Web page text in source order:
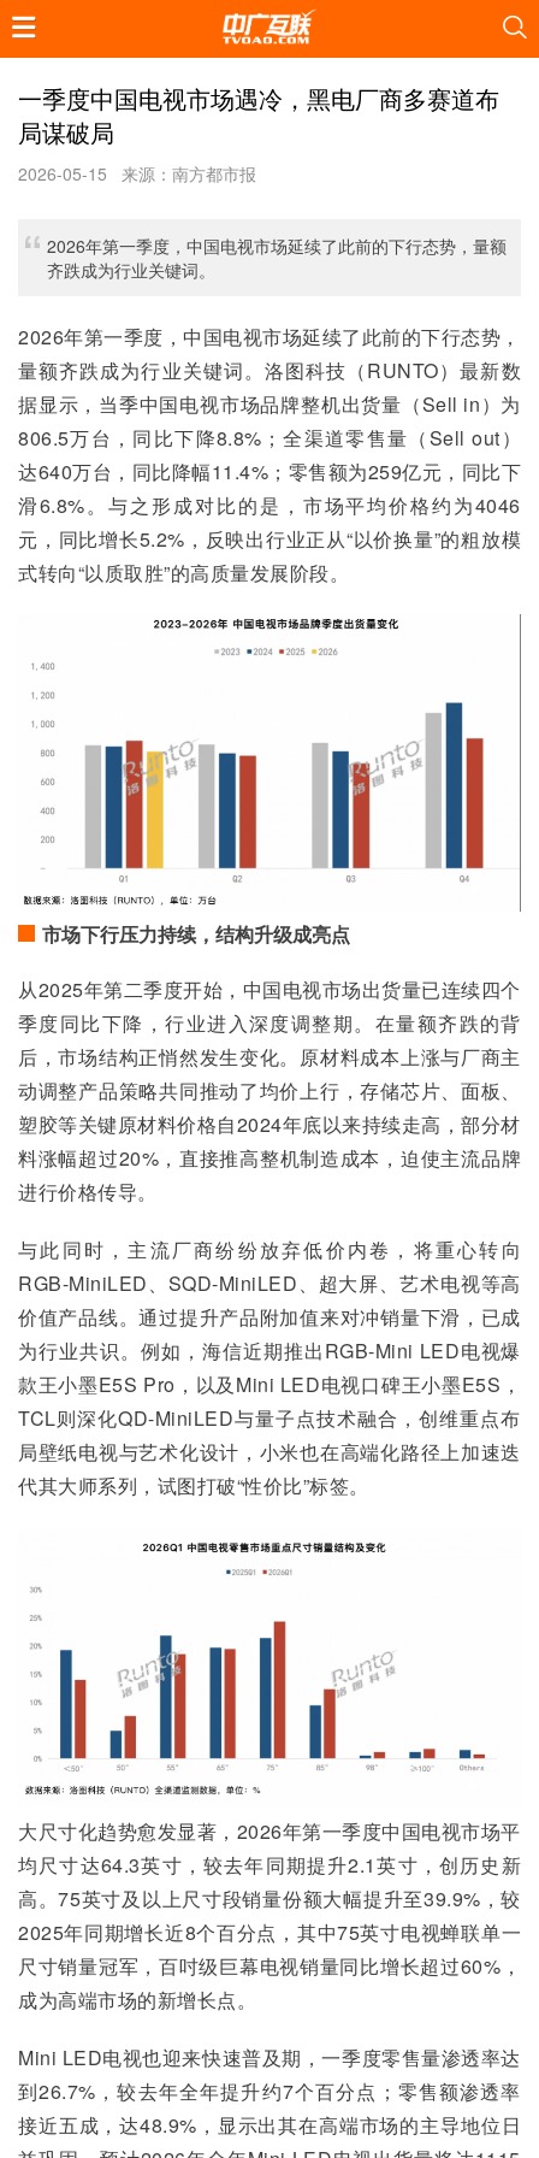
一季度中国电视市场遇冷，黑电厂商多赛道布
局谋破局
2026-05-15 来源：南方都市报
2026年第一季度，中国电视市场延续了此前的下行态势，量额
齐跌成为行业关键词。
2026年第一季度，中国电视市场延续了此前的下行态势，
量额齐跌成为行业关键词。洛图科技（RUNTO）最新数
据显示，当季中国电视市场品牌整机出货量（Sell in）为
806.5万台，同比下降8.8%；全渠道零售量（Sell out）
达640万台，同比降幅11.4%；零售额为259亿元，同比下
滑6.8%。与之形成对比的是，市场平均价格约为4046
元，同比增长5.2%，反映出行业正从“以价换量”的粗放模
式转向“以质取胜”的高质量发展阶段。
市场下行压力持续，结构升级成亮点
从2025年第二季度开始，中国电视市场出货量已连续四个
季度同比下降，行业进入深度调整期。在量额齐跌的背
后，市场结构正悄然发生变化。原材料成本上涨与厂商主
动调整产品策略共同推动了均价上行，存储芯片、面板、
塑胶等关键原材料价格自2024年底以来持续走高，部分材
料涨幅超过20%，直接推高整机制造成本，迫使主流品牌
进行价格传导。
与此同时，主流厂商纷纷放弃低价内卷，将重心转向
RGB-MiniLED、SQD-MiniLED、超大屏、艺术电视等高
价值产品线。通过提升产品附加值来对冲销量下滑，已成
为行业共识。例如，海信近期推出RGB-Mini LED电视爆
款王小墨E5S Pro，以及Mini LED电视口碑王小墨E5S，
TCL则深化QD-MiniLED与量子点技术融合，创维重点布
局壁纸电视与艺术化设计，小米也在高端化路径上加速迭
代其大师系列，试图打破“性价比”标签。
大尺寸化趋势愈发显著，2026年第一季度中国电视市场平
均尺寸达64.3英寸，较去年同期提升2.1英寸，创历史新
高。75英寸及以上尺寸段销量份额大幅提升至39.9%，较
2025年同期增长近8个百分点，其中75英寸电视蝉联单一
尺寸销量冠军，百吋级巨幕电视销量同比增长超过60%，
成为高端市场的新增长点。
Mini LED电视也迎来快速普及期，一季度零售量渗透率达
到26.7%，较去年全年提升约7个百分点；零售额渗透率
接近五成，达48.9%，显示出其在高端市场的主导地位日